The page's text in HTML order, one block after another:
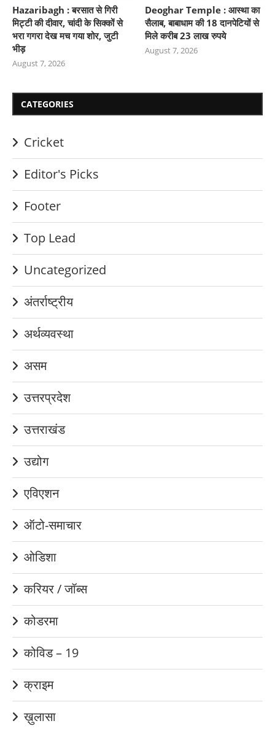
Hazaribagh : बरसात से गिरी
मिट्टी की दीवार, चांदी के सिक्कों से
भरा गगरा देख मच गया शोर, जुटी
भीड़
August 7, 2026
Deoghar Temple : आस्था का
सैलाब, बाबाधाम की 18 दानपेटियों से
मिले करीब 23 लाख रुपये
August 7, 2026
CATEGORIES
Cricket
Editor's Picks
Footer
Top Lead
Uncategorized
अंतर्राष्ट्रीय
अर्थव्यवस्था
असम
उत्तरप्रदेश
उत्तराखंड
उद्योग
एविएशन
ऑटो-समाचार
ओडिशा
करियर / जॉब्स
कोडरमा
कोविड – 19
क्राइम
ख़ुलासा